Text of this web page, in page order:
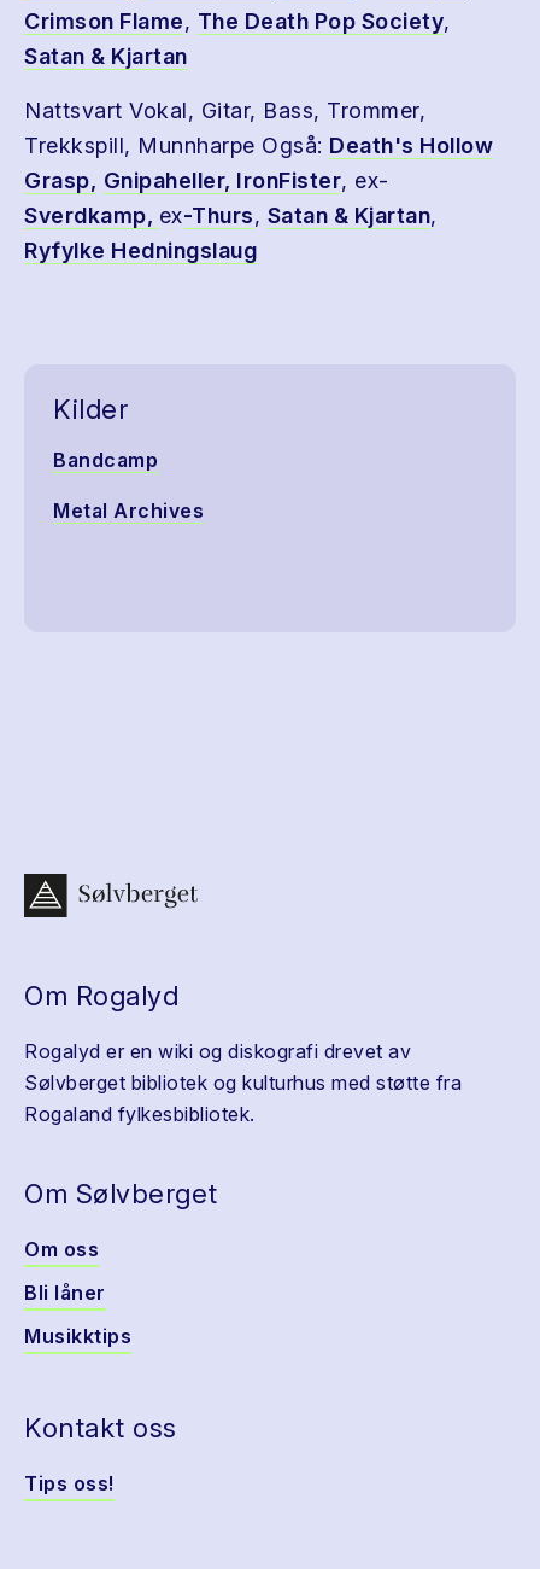
Crimson Flame, The Death Pop Society,
Satan & Kjartan
Nattsvart Vokal, Gitar, Bass, Trommer,
Trekkspill, Munnharpe Også: Death's Hollow
Grasp, Gnipaheller, IronFister, ex-
Sverdkamp, ex-Thurs, Satan & Kjartan,
Ryfylke Hedningslaug
Kilder
Bandcamp
Metal Archives
Om Rogalyd
Rogalyd er en wiki og diskografi drevet av
Sølvberget bibliotek og kulturhus med støtte fra
Rogaland fylkesbibliotek.
Om Sølvberget
Om oss
Bli låner
Musikktips
Kontakt oss
Tips oss!